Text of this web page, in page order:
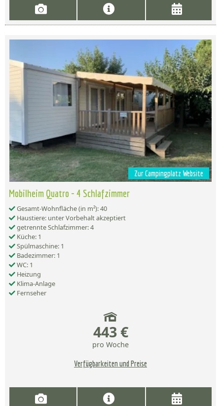
Zur Campingplatz Website
Mobilheim Quatro - 4 Schlafzimmer
Gesamt-Wohnfläche (in m²): 40
Haustiere: unter Vorbehalt akzeptiert
getrennte Schlafzimmer: 4
Küche: 1
Spülmaschine: 1
Badezimmer: 1
WC: 1
Heizung
Klima-Anlage
Fernseher
443 €
pro Woche
Verfügbarkeiten und Preise